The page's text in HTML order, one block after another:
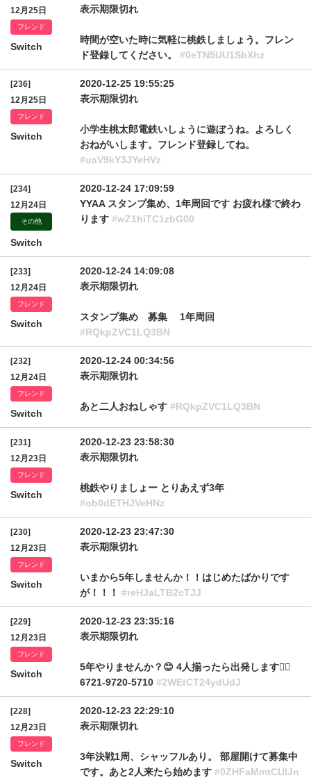
12月25日
フレンド
Switch
表示期限切れ
時間が空いた時に気軽に桃鉄しましょう。フレン
ド登録してください。 #0eTN5UU1SbXhz
[236]
12月25日
フレンド
Switch
2020-12-25 19:55:25
表示期限切れ
小学生桃太郎電鉄いしょうに遊ぼうね。よろしく
おねがいします。フレンド登録してね。
#uaV9kY3JYeHVz
[234]
12月24日
その他
Switch
2020-12-24 17:09:59
YYAA スタンプ集め、1年周回です お疲れ様で終わ
ります #wZ1hiTC1zbG00
[233]
12月24日
フレンド
Switch
2020-12-24 14:09:08
表示期限切れ
スタンプ集め 募集 1年周回
#RQkpZVC1LQ3BN
[232]
12月24日
フレンド
Switch
2020-12-24 00:34:56
表示期限切れ
あと二人おねしゃす #RQkpZVC1LQ3BN
[231]
12月23日
フレンド
Switch
2020-12-23 23:58:30
表示期限切れ
桃鉄やりましょー とりあえず3年
#ob0dETHJVeHNz
[230]
12月23日
フレンド
Switch
2020-12-23 23:47:30
表示期限切れ
いまから5年しませんか！！はじめたばかりです
が！！！ #reHJaLTB2cTJJ
[229]
12月23日
フレンド
Switch
2020-12-23 23:35:16
表示期限切れ
5年やりませんか？😊 4人揃ったら出発します🙇‍♂️
6721-9720-5710 #2WEtCT24ydUdJ
[228]
12月23日
フレンド
Switch
2020-12-23 22:29:10
表示期限切れ
3年決戦1周、シャッフルあり。 部屋開けて募集中
です。あと2人来たら始めます #0ZHFaMmtCUlJn